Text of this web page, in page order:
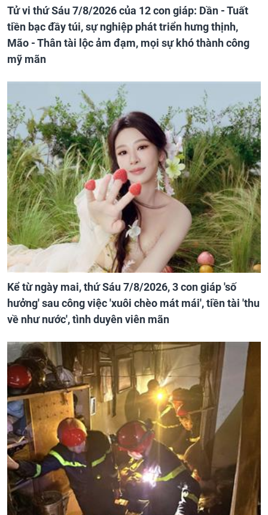
Tử vi thứ Sáu 7/8/2026 của 12 con giáp: Dần - Tuất
tiền bạc đầy túi, sự nghiệp phát triển hưng thịnh,
Mão - Thân tài lộc ảm đạm, mọi sự khó thành công
mỹ mãn
Kể từ ngày mai, thứ Sáu 7/8/2026, 3 con giáp 'số
hưởng' sau công việc 'xuôi chèo mát mái', tiền tài 'thu
về như nước', tình duyên viên mãn